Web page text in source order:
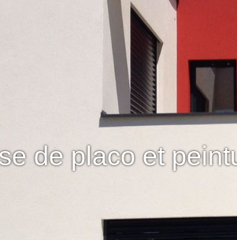
de placo et